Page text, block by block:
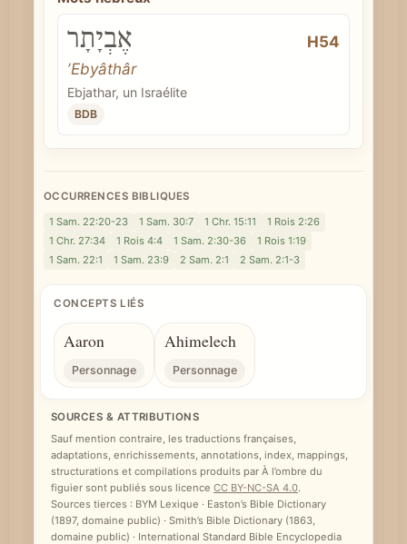
אֶבְיָתָר
H54
ʼEbyâthâr
Ebjathar, un Israélite
BDB
OCCURRENCES BIBLIQUES
1 Sam. 22:20-23
1 Sam. 30:7 1 Chr. 15:11
1 Rois 2:26
1 Chr. 27:34
1 Rois 4:4 1 Sam. 2:30-36
1 Rois 1:19
1 Sam. 22:1
1 Sam. 23:9 2 Sam. 2:1 2 Sam. 2:1-3
CONCEPTS LIÉS
Aaron
Personnage
Ahimelech
Personnage
SOURCES & ATTRIBUTIONS
Sauf mention contraire, les traductions françaises,
adaptations, enrichissements, annotations, index, mappings,
structurations et compilations produits par À l’ombre du
figuier sont publiés sous licence CC BY-NC-SA 4.0.
Sources tierces : BYM Lexique · Easton’s Bible Dictionary
(1897, domaine public) · Smith’s Bible Dictionary (1863,
domaine public) · International Standard Bible Encyclopedia